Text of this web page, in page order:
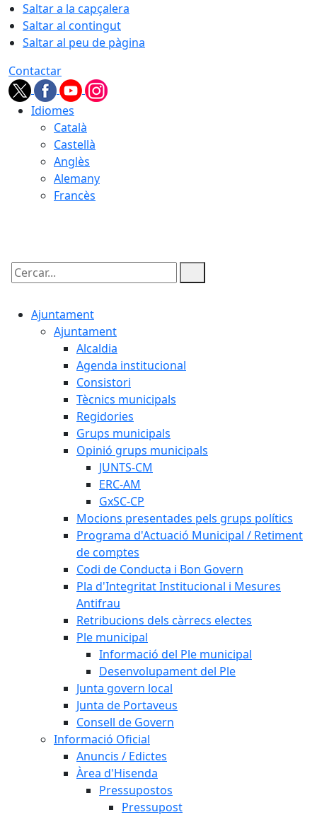
Saltar a la capçalera
Saltar al contingut
Saltar al peu de pàgina
Contactar
Idiomes
Català
Castellà
Anglès
Alemany
Francès
Cercar:
Ajuntament
Ajuntament
Alcaldia
Agenda institucional
Consistori
Tècnics municipals
Regidories
Grups municipals
Opinió grups municipals
JUNTS-CM
ERC-AM
GxSC-CP
Mocions presentades pels grups polítics
Programa d'Actuació Municipal / Retiment
de comptes
Codi de Conducta i Bon Govern
Pla d'Integritat Institucional i Mesures
Antifrau
Retribucions dels càrrecs electes
Ple municipal
Informació del Ple municipal
Desenvolupament del Ple
Junta govern local
Junta de Portaveus
Consell de Govern
Informació Oficial
Anuncis / Edictes
Àrea d'Hisenda
Pressupostos
Pressupost